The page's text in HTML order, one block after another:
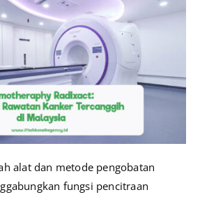
alat dan metode pengobatan
fungsi pencitraan